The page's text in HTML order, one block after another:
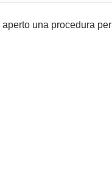
una procedura per